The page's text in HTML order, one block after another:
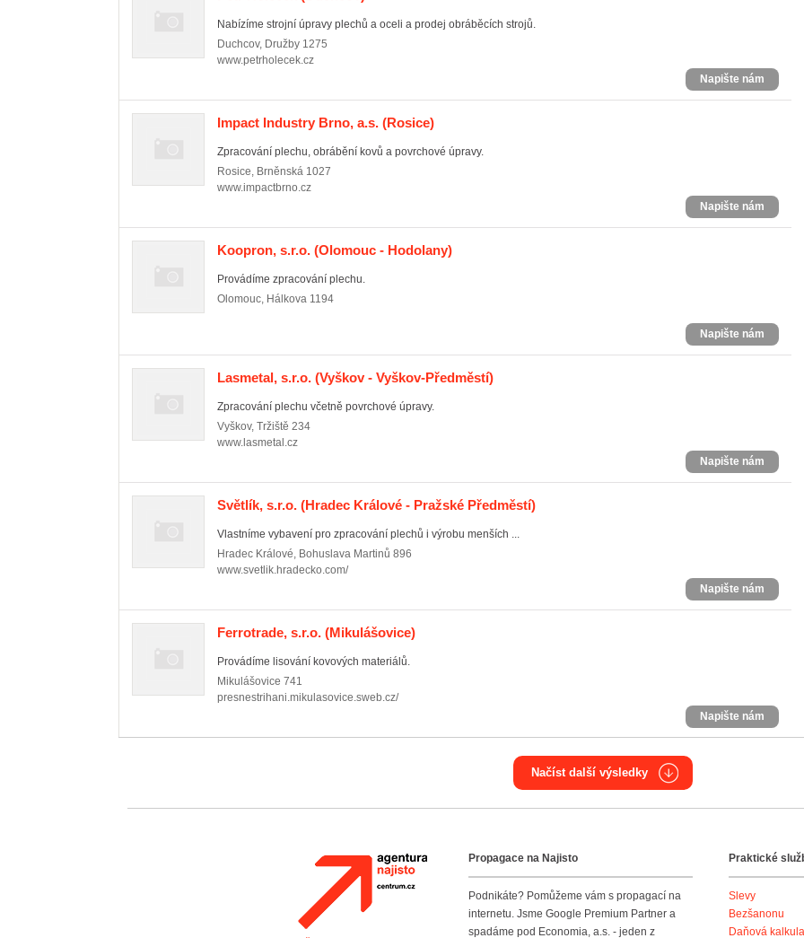
Nabízíme strojní úpravy plechů a oceli a prodej obráběcích strojů.
Duchcov, Družby 1275
www.petrholecek.cz
Napište nám
Impact Industry Brno, a.s. (Rosice)
Zpracování plechu, obrábění kovů a povrchové úpravy.
Rosice, Brněnská 1027
www.impactbrno.cz
Napište nám
Koopron, s.r.o. (Olomouc - Hodolany)
Provádíme zpracování plechu.
Olomouc, Hálkova 1194
Napište nám
Lasmetal, s.r.o. (Vyškov - Vyškov-Předměstí)
Zpracování plechu včetně povrchové úpravy.
Vyškov, Tržiště 234
www.lasmetal.cz
Napište nám
Světlík, s.r.o. (Hradec Králové - Pražské Předměstí)
Vlastníme vybavení pro zpracování plechů i výrobu menších ...
Hradec Králové, Bohuslava Martinů 896
www.svetlik.hradecko.com/
Napište nám
Ferrotrade, s.r.o. (Mikulášovice)
Provádíme lisování kovových materiálů.
Mikulášovice 741
presnestrihani.mikulasovice.sweb.cz/
Napište nám
Načíst další výsledky
Agentura NajistoPropagace na Najisto
Podnikáte? Pomůžeme vám s propagací na
internetu. Jsme Google Premium Partner a
spadáme pod Economia, a.s. - jeden z
Praktické
Slevy
Bezšanonu
Daňová